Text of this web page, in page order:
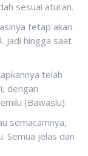
sesuai aturan.
tetap akan
Jadi hingga saat
telah
dengan
(Bawaslu).
semacamnya,
Semua jelas dan